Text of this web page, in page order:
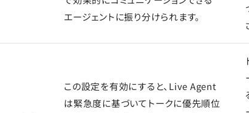
エージェントに振り分けられます。
この設定を有効にすると、Live Agent
は緊急度に基づいてトークに優先順位